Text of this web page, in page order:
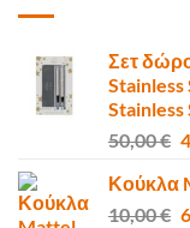
Σετ
Stainless
Stainless
50,00€
Κούκλα
10,00€